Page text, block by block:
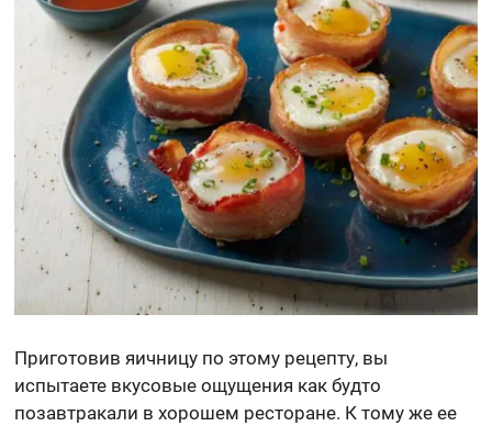
Приготовив яичницу по этому рецепту, вы
испытаете вкусовые ощущения как будто
позавтракали в хорошем ресторане. К тому же ее